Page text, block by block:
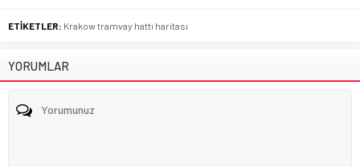
ETİKETLER: Krakow tramvay hattı haritası
YORUMLAR